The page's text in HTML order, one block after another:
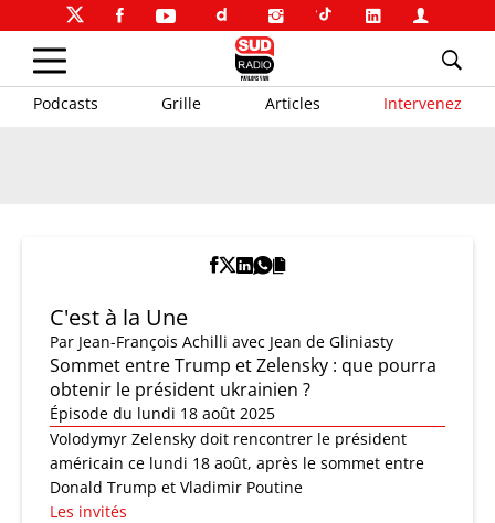
Podcasts Grille Articles Intervenez
C'est à la Une
Par Jean-François Achilli avec Jean de Gliniasty
Sommet entre Trump et Zelensky : que pourra
obtenir le président ukrainien ?
Épisode du lundi 18 août 2025
Volodymyr Zelensky doit rencontrer le président
américain ce lundi 18 août, après le sommet entre
Donald Trump et Vladimir Poutine
Les invités